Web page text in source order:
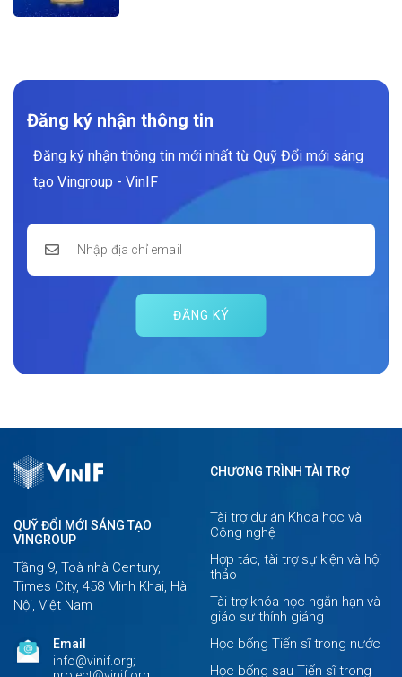
Đăng ký nhận thông tin
Đăng ký nhận thông tin mới nhất từ Quỹ Đổi mới sáng
tạo Vingroup - VinIF
ĐĂNG KÝ
QUỸ ĐỔI MỚI SÁNG TẠO
VINGROUP
Tầng 9, Toà nhà Century,
Times City, 458 Minh Khai, Hà
Nội, Việt Nam
Email
info@vinif.org;
CHƯƠNG TRÌNH TÀI TRỢ
Tài trợ dự án Khoa học và
Công nghệ
Hợp tác, tài trợ sự kiện và hội
thảo
Tài trợ khóa học ngắn hạn và
giáo sư thỉnh giảng
Học bổng Tiến sĩ trong nước
Học bổng sau Tiến sĩ trong